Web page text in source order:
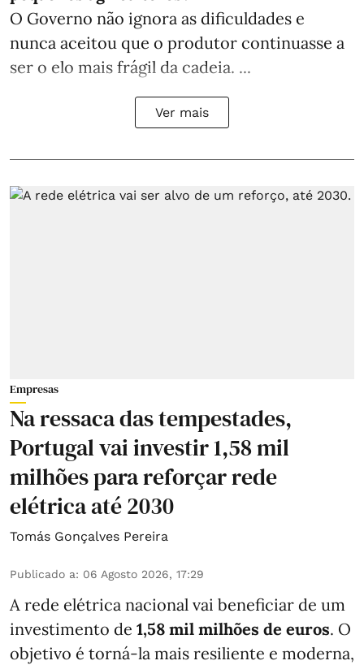
O Governo não ignora as dificuldades e
nunca aceitou que o produtor continuasse a
ser o elo mais frágil da cadeia. ...
Ver mais
Empresas
Na ressaca das tempestades,
Portugal vai investir 1,58 mil
milhões para reforçar rede
elétrica até 2030
Tomás Gonçalves Pereira
Publicado a: 06 Agosto 2026, 17:29
A rede elétrica nacional vai beneficiar de um
investimento de 1,58 mil milhões de euros. O
objetivo é torná-la mais resiliente e moderna,